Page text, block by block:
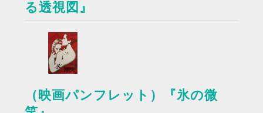
る透視図』
（映画パンフレット）『氷の微